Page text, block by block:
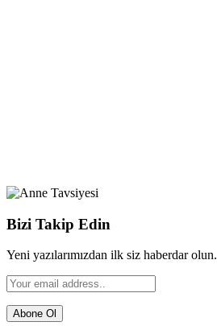
Bizi Takip Edin
Yeni yazılarımızdan ilk siz haberdar olun.